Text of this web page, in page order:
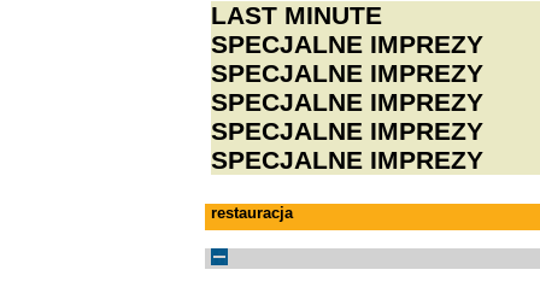
LAST MINUTE
SPECJALNE IMPREZY
SPECJALNE IMPREZY
SPECJALNE IMPREZY
SPECJALNE IMPREZY
SPECJALNE IMPREZY
restauracja